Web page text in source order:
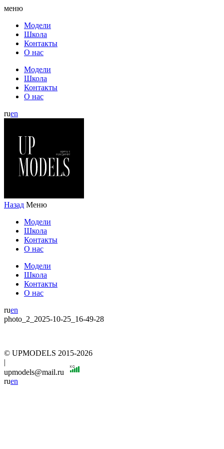
меню
Модели
Школа
Контакты
О нас
Модели
Школа
Контакты
О нас
ruen
Назад Меню
Модели
Школа
Контакты
О нас
Модели
Школа
Контакты
О нас
ruen
photo_2_2025-10-25_16-49-28
© UPMODELS 2015-2026
|
upmodels@mail.ru
ruen